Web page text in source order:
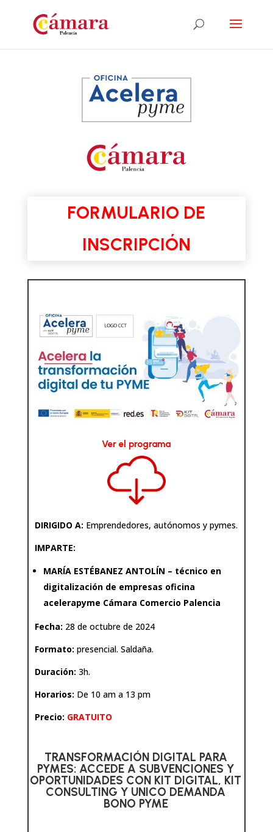
FORMULARIO DE
INSCRIPCIÓN
Ver el programa
DIRIGIDO A: Emprendedores, autónomos y pymes.
IMPARTE:
MARÍA ESTÉBANEZ ANTOLÍN – técnico en
digitalización de empresas oficina
acelerapyme Cámara Comercio Palencia
Fecha: 28 de octubre de 2024
Formato: presencial. Saldaña.
Duración: 3h.
Horarios: De 10 am a 13 pm
Precio: GRATUITO
TRANSFORMACIÓN DIGITAL PARA
PYMES: ACCEDE A SUBVENCIONES Y
OPORTUNIDADES CON KIT DIGITAL, KIT
CONSULTING Y UNICO DEMANDA
BONO PYME